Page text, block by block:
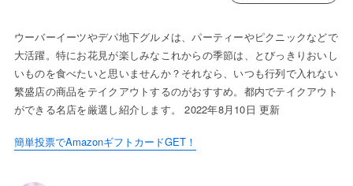
ウーバーイーツやデパ地下グルメは、パーティーやピクニックなどで
大活躍。特にお花見が楽しみなこれからの季節は、とびっきりおいし
いものを食べたいと思いませんか？それなら、いつも行列で入れない
繁盛店の商品をテイクアウトするのがおすすめ。都内でテイクアウト
ができる名店を厳選し紹介します。 2022年8月10日 更新
簡単投票でAmazonギフトカードGET！